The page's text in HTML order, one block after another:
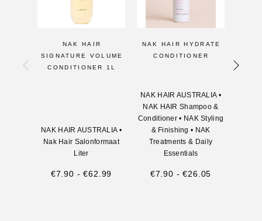
NAK HAIR
SIGNATURE VOLUME
CONDITIONER 1L
NAK HAIR AUSTRALIA•
Nak Hair Salonformaat
Liter
€7.90 - €62.99
NAK HAIR HYDRATE
CONDITIONER
NAK HAIR AUSTRALIA•
NAK HAIR Shampoo &
Conditioner • NAK Styling
& Finishing • NAK
Treatments & Daily
Essentials
€7.90 - €26.05